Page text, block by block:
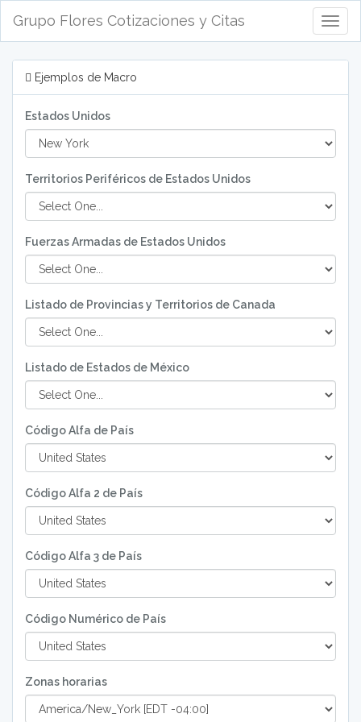
Abrir/
menú
de
Grupo Flores Cotizaciones y Citas
Ejemplos de Macro
Estados Unidos
Territorios Periféricos de Estados Unidos
Fuerzas Armadas de Estados Unidos
Listado de Provincias y Territorios de Canada
Listado de Estados de México
Código Alfa de País
Código Alfa 2 de País
Código Alfa 3 de País
Código Numérico de País
Zonas horarias